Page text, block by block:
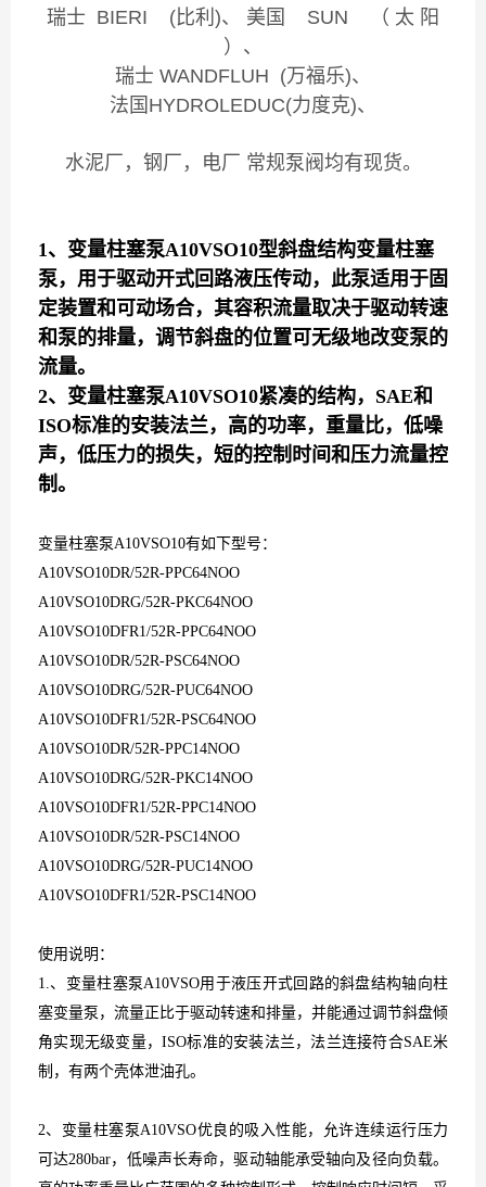
瑞士 BIERI (比利)、 美国 SUN （ 太 阳
）、
瑞士 WANDFLUH (万福乐)、
法国HYDROLEDUC(力度克)、
水泥厂，钢厂，电厂 常规泵阀均有现货。
1、变量柱塞泵A10VSO10型斜盘结构变量柱塞
泵，用于驱动开式回路液压传动，此泵适用于固
定装置和可动场合，其容积流量取决于驱动转速
和泵的排量，调节斜盘的位置可无级地改变泵的
流量。
2、变量柱塞泵A10VSO10紧凑的结构， SAE和
ISO标准的安装法兰，高的功率，重量比，低噪
声，低压力的损失，短的控制时间和压力流量控
制。
变量柱塞泵A10VSO10有如下型号：
A10VSO10DR/52R-PPC64NOO
A10VSO10DRG/52R-PKC64NOO
A10VSO10DFR1/52R-PPC64NOO
A10VSO10DR/52R-PSC64NOO
A10VSO10DRG/52R-PUC64NOO
A10VSO10DFR1/52R-PSC64NOO
A10VSO10DR/52R-PPC14NOO
A10VSO10DRG/52R-PKC14NOO
A10VSO10DFR1/52R-PPC14NOO
A10VSO10DR/52R-PSC14NOO
A10VSO10DRG/52R-PUC14NOO
A10VSO10DFR1/52R-PSC14NOO
使用说明：
1.、变量柱塞泵A10VSO用于液压开式回路的斜盘结构轴向柱
塞变量泵，流量正比于驱动转速和排量，并能通过调节斜盘倾
角实现无级变量， ISO标准的安装法兰，法兰连接符合SAE米
制，有两个壳体泄油孔。
2、变量柱塞泵A10VSO优良的吸入性能，允许连续运行压力
可达280bar，低噪声长寿命，驱动轴能承受轴向及径向负载。